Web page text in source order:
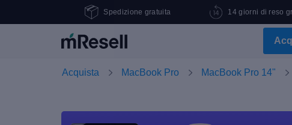
Spedizione gratuita 14 giorni di reso
Acquista MacBook Pro MacBook Pro 14"